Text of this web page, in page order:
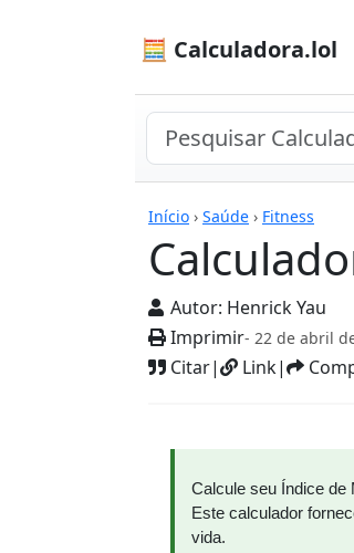
🧮 Calculadora.lol
Início › Saúde › Fitness
Autor: Henrick Yau
Imprimir- 22 de abril
Citar| Link|
Calculadoras
Calcule seu Índice de
Este calculador
vida.